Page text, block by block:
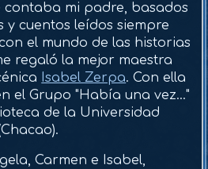
contaba mi padre, basados
y cuentos leídos siempre
el mundo de las historias
regaló la mejor maestra
Isabel Zerpa. Con ella
el Grupo "Había una vez..."
de la Universidad
Carmen e Isabel,